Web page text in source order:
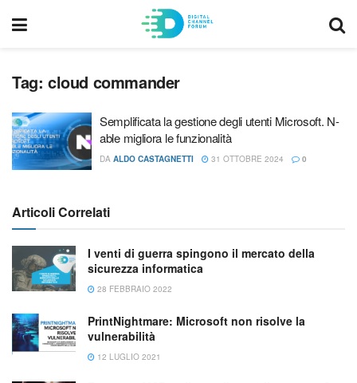
Tag: cloud commander
Semplificata la gestione degli utenti Microsoft. N-
able migliora le funzionalità
DA ALDO CASTAGNETTI 31 OTTOBRE 2024 0
Articoli Correlati
I venti di guerra spingono il mercato della
sicurezza informatica
28 FEBBRAIO 2022
PrintNightmare: Microsoft non risolve la
vulnerabilità
12 LUGLIO 2021